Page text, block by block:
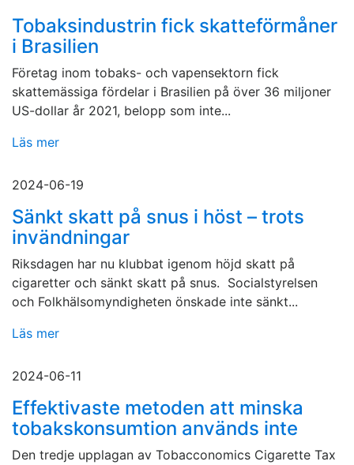
Tobaksindustrin fick skatteförmåner
i Brasilien
Företag inom tobaks- och vapensektorn fick
skattemässiga fördelar i Brasilien på över 36 miljoner
US-dollar år 2021, belopp som inte...
Läs mer
2024-06-19
Sänkt skatt på snus i höst – trots
invändningar
Riksdagen har nu klubbat igenom höjd skatt på
cigaretter och sänkt skatt på snus. Socialstyrelsen
och Folkhälsomyndigheten önskade inte sänkt...
Läs mer
2024-06-11
Effektivaste metoden att minska
tobakskonsumtion används inte
Den tredje upplagan av Tobacconomics Cigarette Tax